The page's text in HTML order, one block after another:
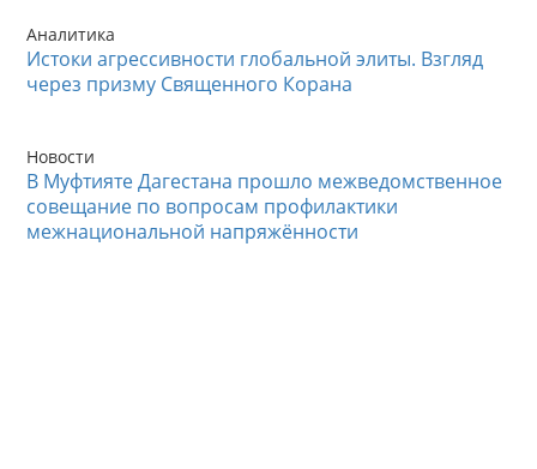
Аналитика
Истоки агрессивности глобальной элиты. Взгляд
через призму Священного Корана
Новости
В Муфтияте Дагестана прошло межведомственное
совещание по вопросам профилактики
межнациональной напряжённости